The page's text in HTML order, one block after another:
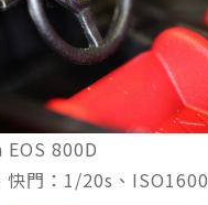
EOS 800D
門：1/20s、ISO1600